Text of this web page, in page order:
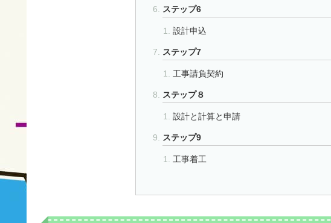
ステップ6
設計申込
ステップ7
工事請負契約
ステップ８
設計と計算と申請
ステップ9
工事着工